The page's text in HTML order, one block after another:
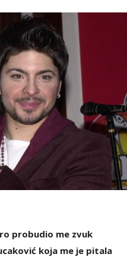
probudio me zvuk
koja me je pitala